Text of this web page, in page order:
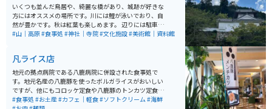
いくつも並んだ鳥居や、綺麗な橋があり、城跡が好きな
方にはオススメの場所です。川には鯉が泳いでおり、自
然が豊かです。秋は紅葉も楽しめます。 辺りには駐車
場、お土産屋さん、皿そば屋、軽食店なども豊富です。
#山｜高原#食事処 #神社｜寺院#文化施設#美術館｜資料館
凡ライス店
地元の拠点病院である八鹿病院に併設された食事処で
す。地元名産の八鹿豚を使ったボルガライスがおいしい
ですが、他にもコロッケ定食や八鹿豚のトンカツ定食、
うどんやそばもあり、美味しいです。 しかも、お値段が
#食事処 #お土産#カフェ｜軽食#ソフトクリーム#海鮮